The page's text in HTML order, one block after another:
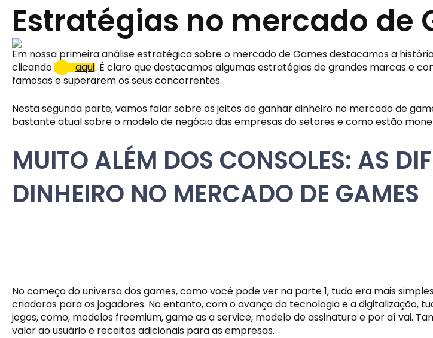
Estratégias no mercado de
Em nossa primeira análise estratégica sobre o mercado de Games destacamos a
clicando
aqui. É claro que destacamos algumas estratégias de grandes marcas e
famosas e superarem os seus concorrentes.
Nesta segunda parte, vamos falar sobre os jeitos de ganhar dinheiro no mercado de
bastante atual sobre o modelo de negócio das empresas do setores e como estão
MUITO ALÉM DOS CONSOLES: AS
DINHEIRO NO MERCADO DE GAMES
No começo do universo dos games, como você pode ver na parte 1, tudo era mais
criadoras para os jogadores. No entanto, com o avanço da tecnologia e a digitalização,
jogos, como, modelos freemium, game as a service, modelo de assinatura e por aí vai.
valor ao usuário e receitas adicionais para as empresas.